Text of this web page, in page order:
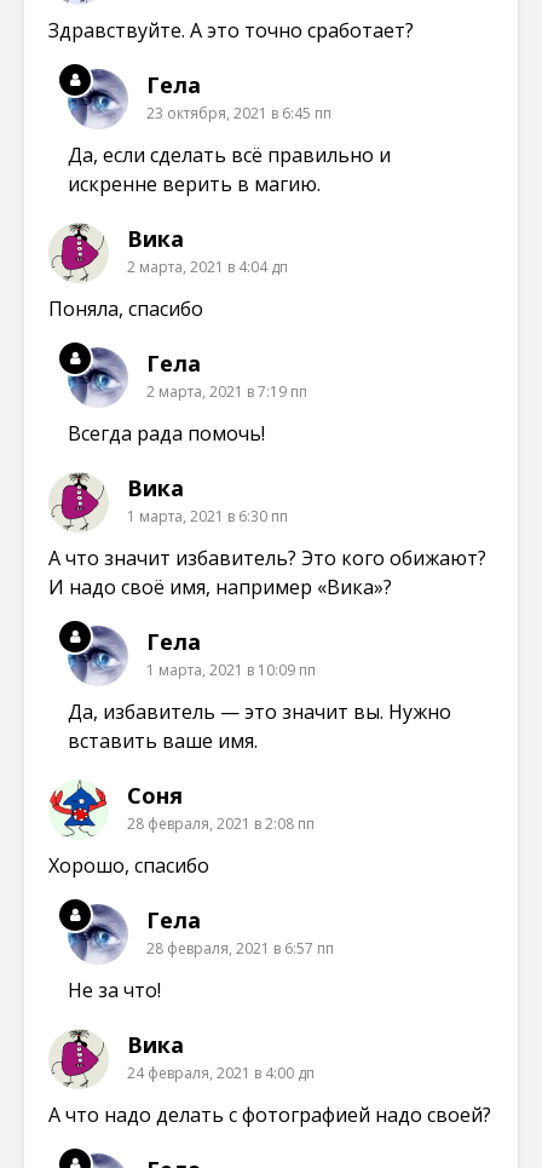
Здравствуйте. А это точно сработает?
Гела
23 октября, 2021 в 6:45 пп
Да, если сделать всё правильно и
искренне верить в магию.
Вика
2 марта, 2021 в 4:04 дп
Поняла, спасибо
Гела
2 марта, 2021 в 7:19 пп
Всегда рада помочь!
Вика
1 марта, 2021 в 6:30 пп
А что значит избавитель? Это кого обижают?
И надо своё имя, например «Вика»?
Гела
1 марта, 2021 в 10:09 пп
Да, избавитель — это значит вы. Нужно
вставить ваше имя.
Соня
28 февраля, 2021 в 2:08 пп
Хорошо, спасибо
Гела
28 февраля, 2021 в 6:57 пп
Не за что!
Вика
24 февраля, 2021 в 4:00 дп
А что надо делать с фотографией надо своей?